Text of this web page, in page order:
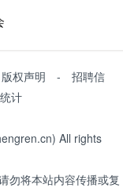
权声明 - 招聘信
计
All rights
勿将本站内容传播或复